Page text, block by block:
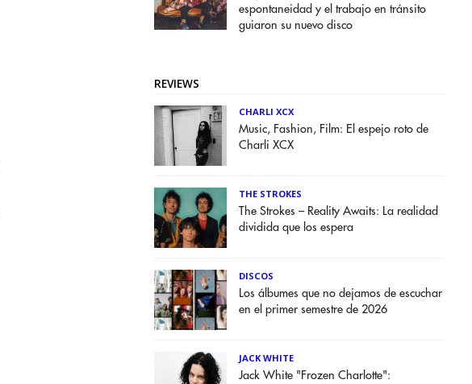
espontaneidad y el trabajo en tránsito
guiaron su nuevo disco
REVIEWS
CHARLI XCX
Music, Fashion, Film: El espejo roto de
Charli XCX
THE STROKES
The Strokes – Reality Awaits: La realidad
dividida que los espera
DISCOS
Los álbumes que no dejamos de escuchar
en el primer semestre de 2026
JACK WHITE
Jack White "Frozen Charlotte":